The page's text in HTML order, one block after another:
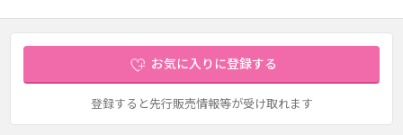
お気に入りに登録する
登録すると先行販売情報等が受け取れます